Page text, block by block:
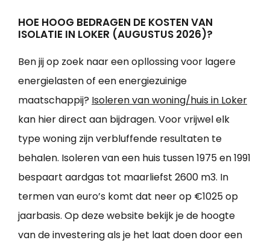
HOE HOOG BEDRAGEN DE KOSTEN VAN
ISOLATIE IN LOKER (AUGUSTUS 2026)?
Ben jij op zoek naar een opllossing voor lagere
energielasten of een energiezuinige
maatschappij? Isoleren van woning/huis in Loker
kan hier direct aan bijdragen. Voor vrijwel elk
type woning zijn verbluffende resultaten te
behalen. Isoleren van een huis tussen 1975 en 1991
bespaart aardgas tot maarliefst 2600 m3. In
termen van euro’s komt dat neer op €1025 op
jaarbasis. Op deze website bekijk je de hoogte
van de investering als je het laat doen door een